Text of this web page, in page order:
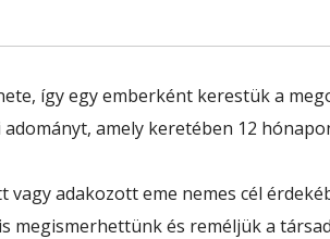
így egy emberként kerestük a
amely keretében 12
adakozott eme nemes cél
megismerhettünk és reméljük a